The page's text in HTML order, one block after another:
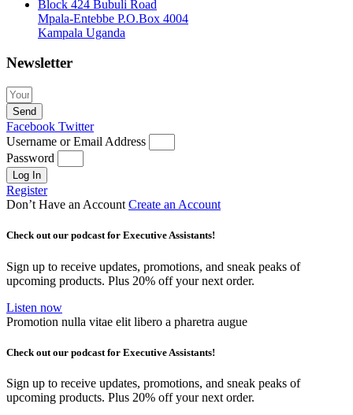
Block 424 Bubuli Road
Mpala-Entebbe P.O.Box 4004
Kampala Uganda
Newsletter
Send
Facebook Twitter
Username or Email Address
Password
Log In
Register
Don’t Have an Account Create an Account
Check out our podcast for Executive Assistants!
Sign up to receive updates, promotions, and sneak peaks of
upcoming products. Plus 20% off your next order.
Listen now
Promotion nulla vitae elit libero a pharetra augue
Check out our podcast for Executive Assistants!
Sign up to receive updates, promotions, and sneak peaks of
upcoming products. Plus 20% off your next order.